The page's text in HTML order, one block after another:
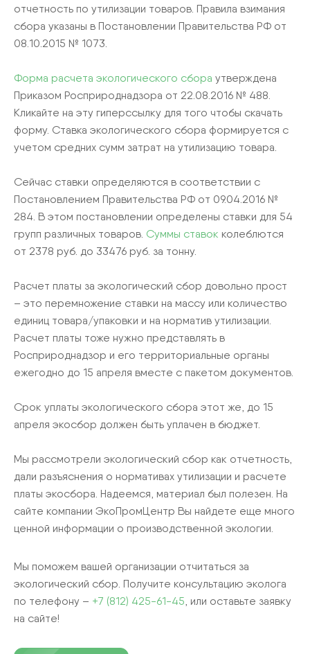
отчетность по утилизации товаров. Правила взимания
сбора указаны в Постановлении Правительства РФ от
08.10.2015 № 1073.
Форма расчета экологического сбора утверждена
Приказом Росприроднадзора от 22.08.2016 № 488.
Кликайте на эту гиперссылку для того чтобы скачать
форму. Ставка экологического сбора формируется с
учетом средних сумм затрат на утилизацию товара.
Сейчас ставки определяются в соответствии с
Постановлением Правительства РФ от 09.04.2016 №
284. В этом постановлении определены ставки для 54
групп различных товаров. Суммы ставок колеблются
от 2378 руб. до 33476 руб. за тонну.
Расчет платы за экологический сбор довольно прост
– это перемножение ставки на массу или количество
единиц товара/упаковки и на норматив утилизации.
Расчет платы тоже нужно представлять в
Росприроднадзор и его территориальные органы
ежегодно до 15 апреля вместе с пакетом документов.
Срок уплаты экологического сбора этот же, до 15
апреля экосбор должен быть уплачен в бюджет.
Мы рассмотрели экологический сбор как отчетность,
дали разъяснения о нормативах утилизации и расчете
платы экосбора. Надеемся, материал был полезен. На
сайте компании ЭкоПромЦентр Вы найдете еще много
ценной информации о производственной экологии.
Мы поможем вашей организации отчитаться за
экологический сбор. Получите консультацию эколога
по телефону – +7 (812) 425-61-45 , или оставьте заявку
на сайте!